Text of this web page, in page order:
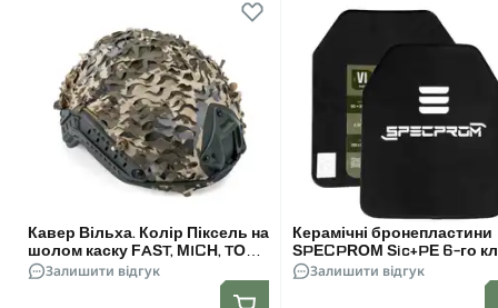
Кавер Вільха. Колір Піксель на
шолом каску FAST, MICH, TOR,
TOR-D. Розмір Універсальний
Залишити відгук
Керамічні бронепластини
SPECPROM Sic+PE 6-го
Вага 2,3 кг. Розмір 25 на
Залишити відгук